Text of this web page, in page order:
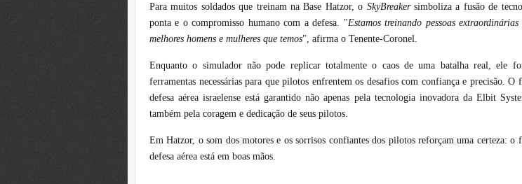
Para muitos soldados que treinam na Base Hatzor, o SkyBreakersimboliza a fusão de
ponta e o compromisso humano com a defesa. "Estamos treinando pessoas
melhores homens e mulheres que temos", afirma o Tenente-Coronel.
Enquanto o simulador não pode replicar totalmente o caos de uma batalha real, ele
ferramentas necessárias para que pilotos enfrentem os desafios com confiança e precisão. O
defesa aérea israelense está garantido não apenas pela tecnologia inovadora da Elbit
também pela coragem e dedicação de seus pilotos
Em Hatzor, o som dos motores e os sorrisos confiantes dos pilotos reforçam uma certeza: o
defesa aérea está em boas mãos.